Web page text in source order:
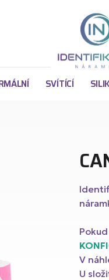
s ČERNÝM potiskem 1,9 cm
s ČERNÝM potiskem 2,5
SVÍTÍCÍ
V
U